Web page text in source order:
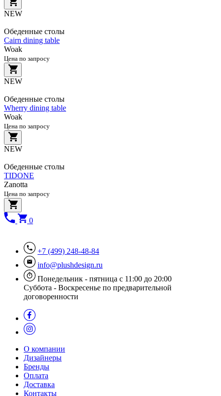
NEW
Обеденные столы
Cairn dining table
Woak
Цена по запросу
NEW
Обеденные столы
Wherry dining table
Woak
Цена по запросу
NEW
Обеденные столы
TIDONE
Zanotta
Цена по запросу
0
+7 (499) 248-48-84
info@plushdesign.ru
Понедельник - пятница с 11:00 до 20:00
Суббота - Воскресенье по предварительной
договоренности
О компании
Дизайнеры
Бренды
Оплата
Доставка
Контакты